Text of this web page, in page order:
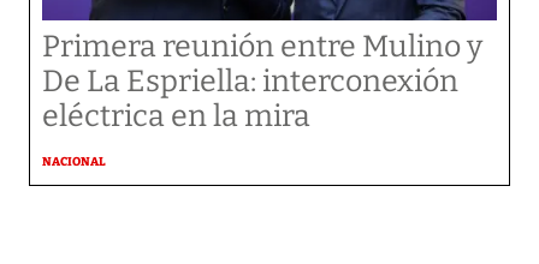
Primera reunión entre Mulino y
De La Espriella: interconexión
eléctrica en la mira
NACIONAL